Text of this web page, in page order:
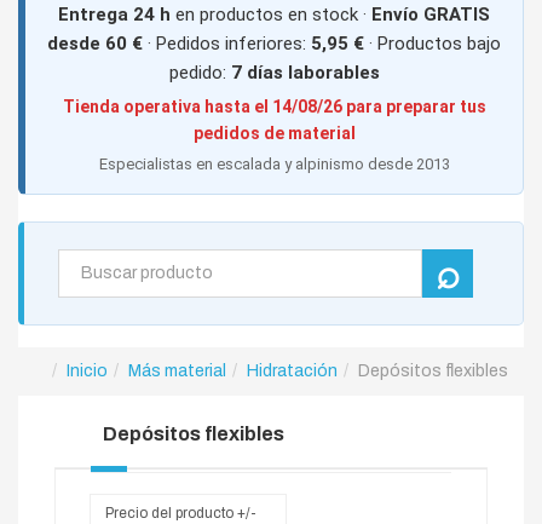
Entrega 24 h en productos en stock · Envío GRATIS
desde 60 € · Pedidos inferiores: 5,95 € · Productos bajo
pedido: 7 días laborables
Tienda operativa hasta el 14/08/26 para preparar tus
pedidos de material
Especialistas en escalada y alpinismo desde 2013
Inicio Más material Hidratación Depósitos flexibles
Depósitos flexibles
Precio del producto +/-